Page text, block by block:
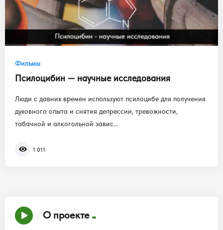
Фильмы
Псилоцибин — научные исследования
Люди с давних времен используют псилоцибе для получения
духовного опыта и снятия депрессии, тревожности,
табачной и алкогольной завис...
1 011
О проекте